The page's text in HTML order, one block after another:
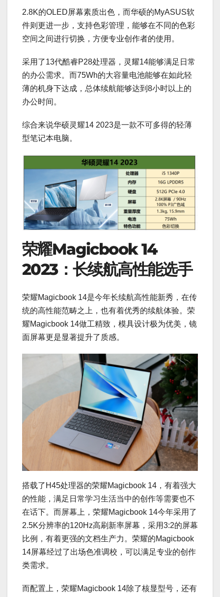
2.8K的OLED屏幕素质出色，而华硕的MyASUS软
件则更进一步，支持色彩管理，能够在不同的色彩
空间之间进行切换，方便专业创作者的使用。
采用了13代酷睿P28处理器，灵耀14能够满足日常
的办公需求。而75Wh的大容量电池能够在如此轻
薄的机身下达成，总体续航能够达到8小时以上的
办公时间。
综合来说华硕灵耀14 2023是一款不可多得的轻薄
型笔记本电脑。
荣耀Magicbook 14
2023：长续航高性能选手
荣耀Magicbook 14是今年长续航高性能新秀，在传
统的高性能范畴之上，也有着优秀的续航体验。荣
耀Magicbook 14做工精致，模具设计极为优美，镜
面屏幕更是显著提升了质感。
搭载了H45处理器的荣耀Magicbook 14，有着强大
的性能，满足日常学习生活当中的创作等需要也不
在话下。而屏幕上，荣耀Magicbook 14今年采用了
2.5K分辨率的120Hz高刷新率屏幕，采用3:2的屏幕
比例，有着更强的文档生产力。荣耀的Magicbook
14屏幕经过了出场色准调校，可以满足专业的创作
类需求。
而配置上，荣耀Magicbook 14除了核显型号，还有